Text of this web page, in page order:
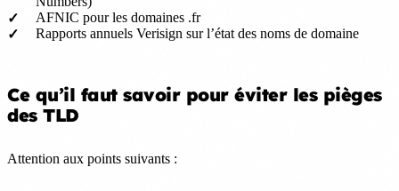
AFNIC pour les domaines .fr
Rapports annuels Verisign sur l’état des noms de domaine
Ce qu’il faut savoir pour éviter les pièges
des TLD
Attention aux points suivants :